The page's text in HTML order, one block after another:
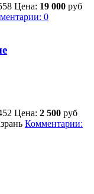
Цена: 19 000 руб
0
Цена: 2 500 руб
Комментарии: